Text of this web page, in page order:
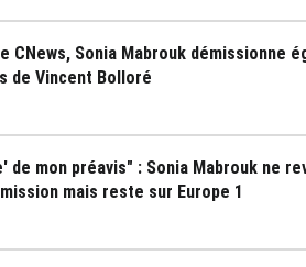
CNews, Sonia Mabrouk démissionne
de Vincent Bolloré
de mon préavis" : Sonia Mabrouk ne
mais reste sur Europe 1